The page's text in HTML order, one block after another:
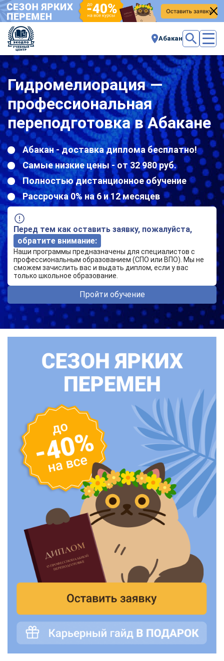
Абакан
Гидромелиорация —
профессиональная
переподготовка в Абакане
Абакан - доставка диплома бесплатно!
Самые низкие цены - от 32 980 руб.
Полностью дистанционное обучение
Рассрочка 0% на 6 и 12 месяцев
Перед тем как оставить заявку, пожалуйста,
обратите внимание:
Наши программы предназначены для специалистов с
профессиональным образованием (СПО или ВПО). Мы не
сможем зачислить вас и выдать диплом, если у вас
только школьное образование.
Пройти обучение